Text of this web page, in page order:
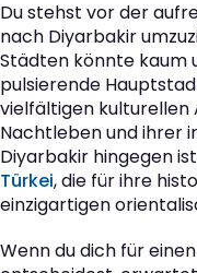
Du stehst vor der
nach Diyarbakir
Städten könnte kaum
pulsierende
vielfältigen kulturellen
Nachtleben und ihrer
Diyarbakir hingegen
Türkei, die für ihre
einzigartigen
Wenn du dich für